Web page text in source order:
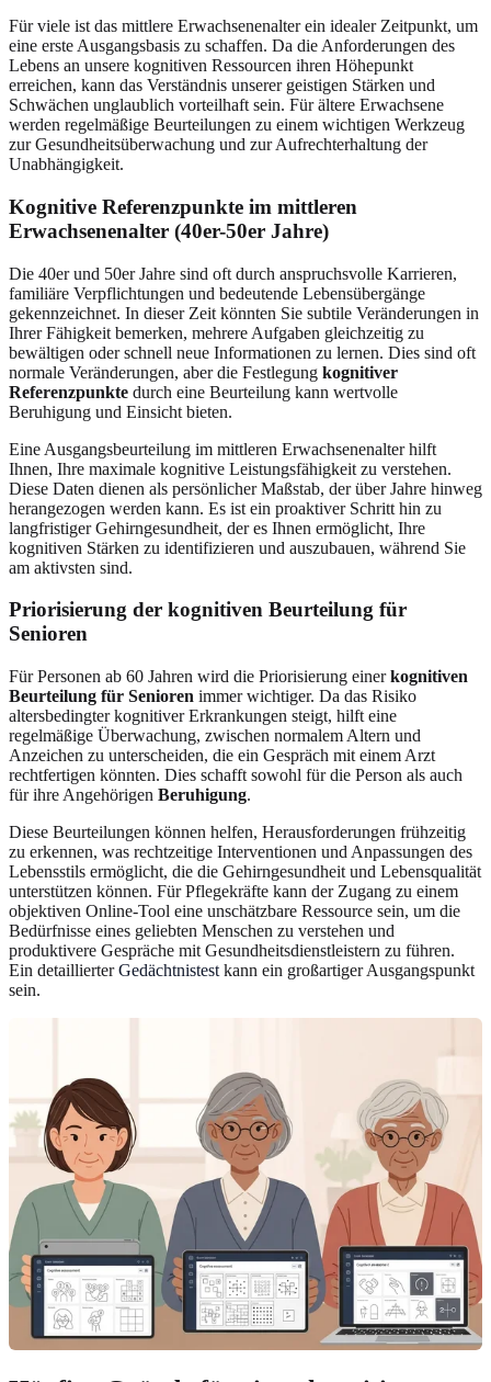
Für viele ist das mittlere Erwachsenenalter ein idealer Zeitpunkt, um
eine erste Ausgangsbasis zu schaffen. Da die Anforderungen des
Lebens an unsere kognitiven Ressourcen ihren Höhepunkt
erreichen, kann das Verständnis unserer geistigen Stärken und
Schwächen unglaublich vorteilhaft sein. Für ältere Erwachsene
werden regelmäßige Beurteilungen zu einem wichtigen Werkzeug
zur Gesundheitsüberwachung und zur Aufrechterhaltung der
Unabhängigkeit.
Kognitive Referenzpunkte im mittleren
Erwachsenenalter (40er-50er Jahre)
Die 40er und 50er Jahre sind oft durch anspruchsvolle Karrieren,
familiäre Verpflichtungen und bedeutende Lebensübergänge
gekennzeichnet. In dieser Zeit könnten Sie subtile Veränderungen in
Ihrer Fähigkeit bemerken, mehrere Aufgaben gleichzeitig zu
bewältigen oder schnell neue Informationen zu lernen. Dies sind oft
normale Veränderungen, aber die Festlegung kognitiver
Referenzpunkte durch eine Beurteilung kann wertvolle
Beruhigung und Einsicht bieten.
Eine Ausgangsbeurteilung im mittleren Erwachsenenalter hilft
Ihnen, Ihre maximale kognitive Leistungsfähigkeit zu verstehen.
Diese Daten dienen als persönlicher Maßstab, der über Jahre hinweg
herangezogen werden kann. Es ist ein proaktiver Schritt hin zu
langfristiger Gehirngesundheit, der es Ihnen ermöglicht, Ihre
kognitiven Stärken zu identifizieren und auszubauen, während Sie
am aktivsten sind.
Priorisierung der kognitiven Beurteilung für
Senioren
Für Personen ab 60 Jahren wird die Priorisierung einerkognitiven
Beurteilung für Senioren immer wichtiger. Da das Risiko
altersbedingter kognitiver Erkrankungen steigt, hilft eine
regelmäßige Überwachung, zwischen normalem Altern und
Anzeichen zu unterscheiden, die ein Gespräch mit einem Arzt
rechtfertigen könnten. Dies schafft sowohl für die Person als auch
für ihre Angehörigen Beruhigung.
Diese Beurteilungen können helfen, Herausforderungen frühzeitig
zu erkennen, was rechtzeitige Interventionen und Anpassungen des
Lebensstils ermöglicht, die die Gehirngesundheit und Lebensqualität
unterstützen können. Für Pflegekräfte kann der Zugang zu einem
objektiven Online-Tool eine unschätzbare Ressource sein, um die
Bedürfnisse eines geliebten Menschen zu verstehen und
produktivere Gespräche mit Gesundheitsdienstleistern zu führen.
Ein detaillierterGedächtnistest kann ein großartiger Ausgangspunkt
sein.